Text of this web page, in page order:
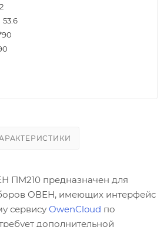
53.6
ПM210 предназначен для
ОВЕН, имеющих интерфейс
сервису OwenCloud по
дополнительной